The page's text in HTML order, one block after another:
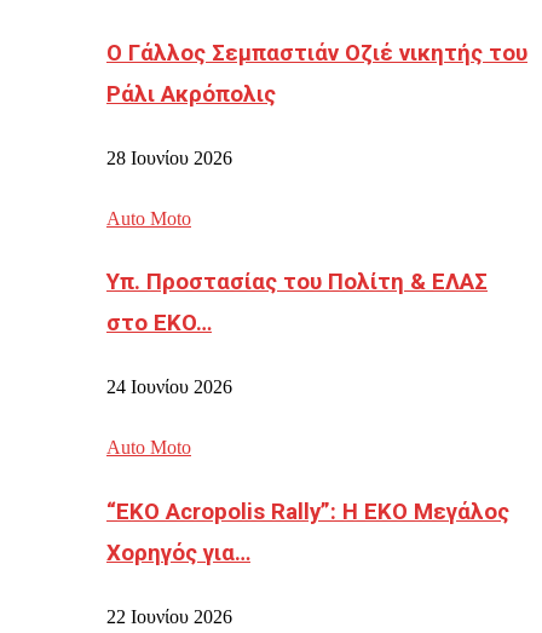
Ο Γάλλος Σεμπαστιάν Οζιέ νικητής του
Ράλι Ακρόπολις
28 Ιουνίου 2026
Auto Moto
Υπ. Προστασίας του Πολίτη & ΕΛΑΣ
στο EKO…
24 Ιουνίου 2026
Auto Moto
“EKO Acropolis Rally”: Η ΕΚΟ Μεγάλος
Χορηγός για…
22 Ιουνίου 2026